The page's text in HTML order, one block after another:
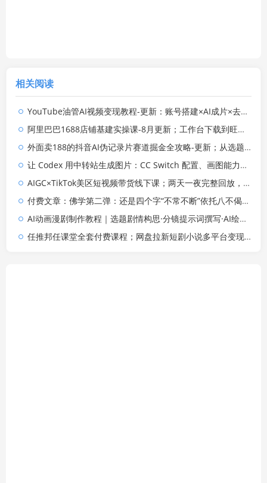
相关阅读
YouTube油管AI视频变现教程-更新：账号搭建×AI成片×去重限流解决方案×YPP变现×AI真人生成×人物一致性
阿里巴巴1688店铺基建实操课-8月更新；工作台下载到旺铺装修客服分流，手把手搞定开店全部必备操作
外面卖188的抖音AI伪记录片赛道掘金全攻略-更新；从选题到发布十一大环节拆解，零基础也能做出高流量真实感内容
让 Codex 用中转站生成图片：CC Switch 配置、画图能力检测与全局 Skill 教程
AIGC×TikTok美区短视频带货线下课；两天一夜完整回放，12小时高清视频收录头部操盘手全流程教学
付费文章：佛学第二弹：还是四个字“不常不断”依托八不偈解读无我因果连续之理
AI动画漫剧制作教程｜选题剧情构思·分镜提示词撰写·AI绘图配音·2D动画制作·剪映实操完成完整漫剧成片
任推邦任课堂全套付费课程；网盘拉新短剧小说多平台变现，从入门到高阶零基础也能轻松上手实操